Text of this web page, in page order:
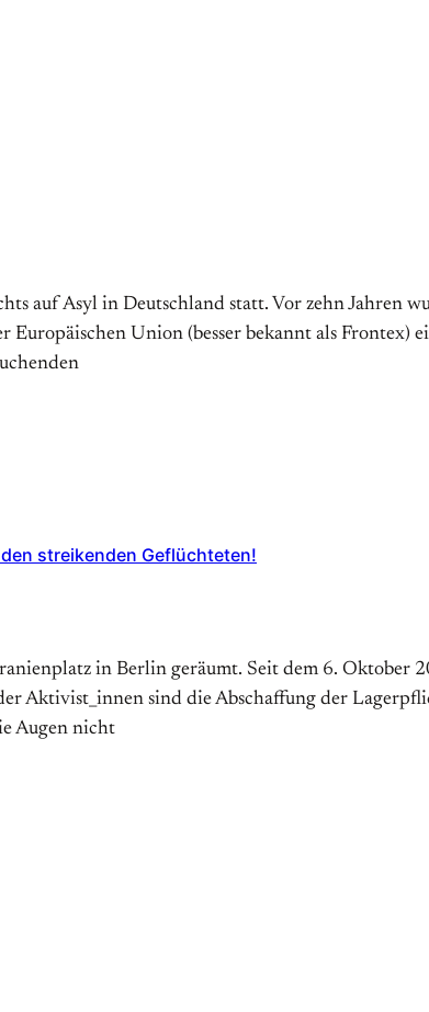
auf Asyl in Deutschland statt. Vor zehn Jahren
Union (besser bekannt als Frontex)
streikenden Geflüchteten!
in Berlin geräumt. Seit dem 6. Oktober
Aktivist_innen sind die Abschaffung der
Augen nicht